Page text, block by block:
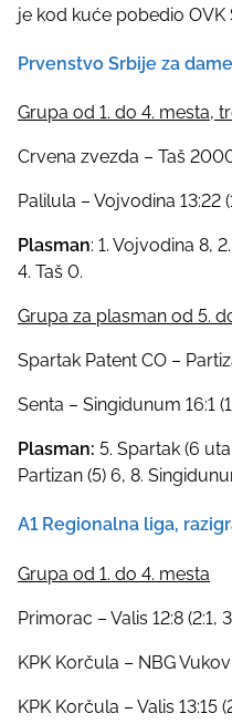
je kod kuće pobedio OVK
Prvenstvo Srbije za dame
Grupa od 1. do 4. mesta,
Crvena zvezda – Taš
Palilula – Vojvodina 13:22
Plasman: 1. Vojvodina 8,
4. Taš 0.
Grupa za plasman od 5.
Spartak Patent CO –
Senta – Singidunum 16:1
Plasman: 5. Spartak (6
Partizan (5) 6, 8.
A1 Regionalna liga,
Grupa od 1. do 4. mesta
Primorac – Valis 12:8 (2:1,
KPK Korčula – NBG Vukovi
KPK Korčula – Valis 13:15